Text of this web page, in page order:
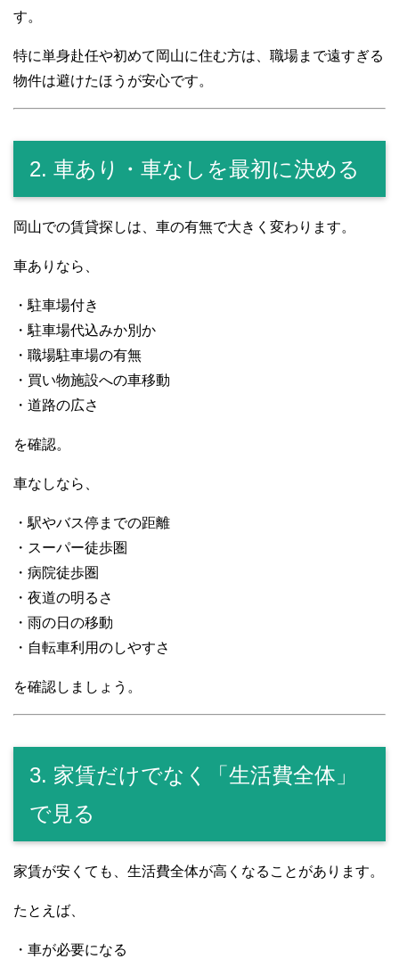
す。
特に単身赴任や初めて岡山に住む方は、職場まで遠すぎる
物件は避けたほうが安心です。
2. 車あり・車なしを最初に決める
岡山での賃貸探しは、車の有無で大きく変わります。
車ありなら、
・駐車場付き
・駐車場代込みか別か
・職場駐車場の有無
・買い物施設への車移動
・道路の広さ
を確認。
車なしなら、
・駅やバス停までの距離
・スーパー徒歩圏
・病院徒歩圏
・夜道の明るさ
・雨の日の移動
・自転車利用のしやすさ
を確認しましょう。
3. 家賃だけでなく「生活費全体」
で見る
家賃が安くても、生活費全体が高くなることがあります。
たとえば、
・車が必要になる